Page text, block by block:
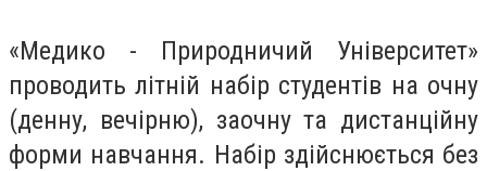
«Медико - Природничий Університет»
проводить літній набір студентів на очну
(денну, вечірню), заочну та дистанційну
форми навчання. Набір здійснюється без